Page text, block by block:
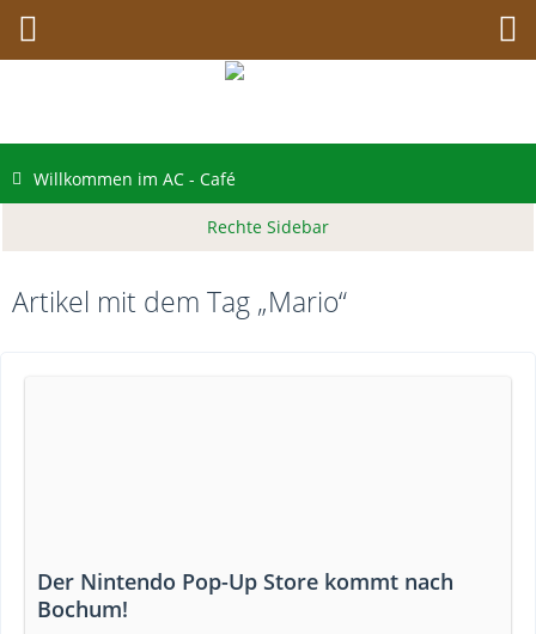
Willkommen im AC - Café
Artikel mit dem Tag „Mario“
Der Nintendo Pop-Up Store kommt nach
Bochum!